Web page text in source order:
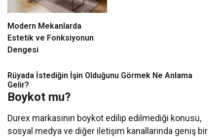
Modern Mekanlarda
Estetik ve Fonksiyonun
Dengesi
Rüyada İstediğin İşin Olduğunu Görmek Ne Anlama
Gelir?
Boykot mu?
Durex markasının boykot edilip edilmediği konusu,
sosyal medya ve diğer iletişim kanallarında geniş bir